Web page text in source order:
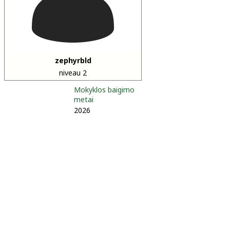
zephyrbld
niveau 2
Mokyklos baigimo
metai
2026